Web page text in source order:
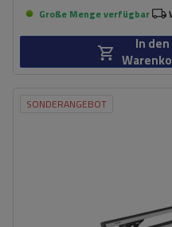
Große Menge verfügbar
In den
SONDERANGEBOT